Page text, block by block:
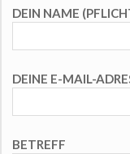
DEIN NAME
DEINE E-MAIL-
BETREFF